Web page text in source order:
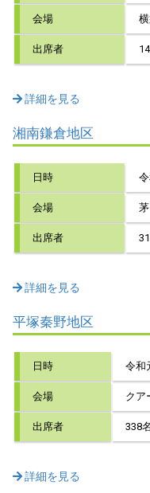
会場
出席者
詳細を見る
湘南鎌倉地区
日時
会場
出席者
詳細を見る
平塚秦野地区
日時 令和
会場 クア
出席者 338名
詳細を見る